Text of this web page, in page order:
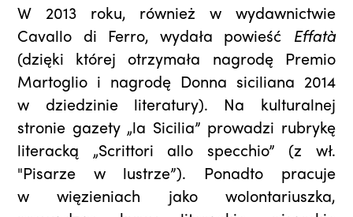
W 2013 roku, również w wydawnictwie
Cavallo di Ferro, wydała powieść Effatà
(dzięki której otrzymała nagrodę Premio
Martoglio i nagrodę Donna siciliana 2014
w dziedzinie literatury). Na kulturalnej
stronie gazety „la Sicilia” prowadzi rubrykę
literacką „Scrittori allo specchio” (z wł.
"Pisarze w lustrze”). Ponadto pracuje
w więzieniach jako wolontariuszka,